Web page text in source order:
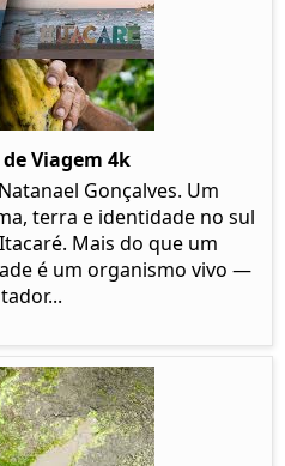
Viagem 4k
Gonçalves. Um
terra e identidade no sul
Mais do que um
é um organismo vivo —